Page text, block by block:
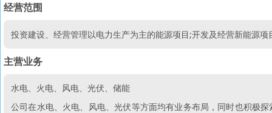
经营范围
投资建设、经营管理以电力生产为主的能源项目;开发及经营新能源
主营业务
水电、火电、风电、光伏、储能
公司在水电、火电、风电、光伏等方面均有业务布局，同时也积极